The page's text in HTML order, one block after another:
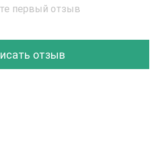
первый отзыв
отзыв